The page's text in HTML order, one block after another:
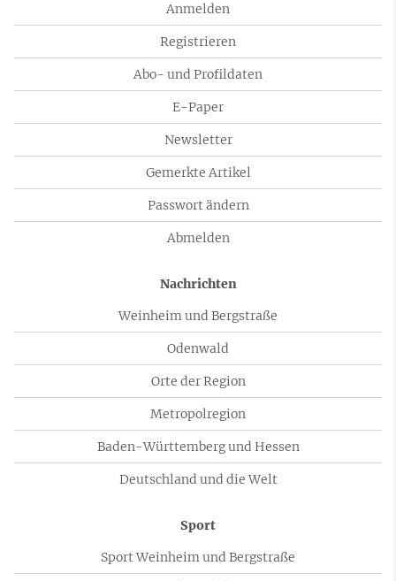
Anmelden
Registrieren
Abo- und Profildaten
E-Paper
Newsletter
Gemerkte Artikel
Passwort ändern
Abmelden
Nachrichten
Weinheim und Bergstraße
Odenwald
Orte der Region
Metropolregion
Baden-Württemberg und Hessen
Deutschland und die Welt
Sport
Sport Weinheim und Bergstraße